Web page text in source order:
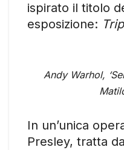
ispirato il titolo
esposizione:
Andy Warhol,
In un’unica
Presley, tratta